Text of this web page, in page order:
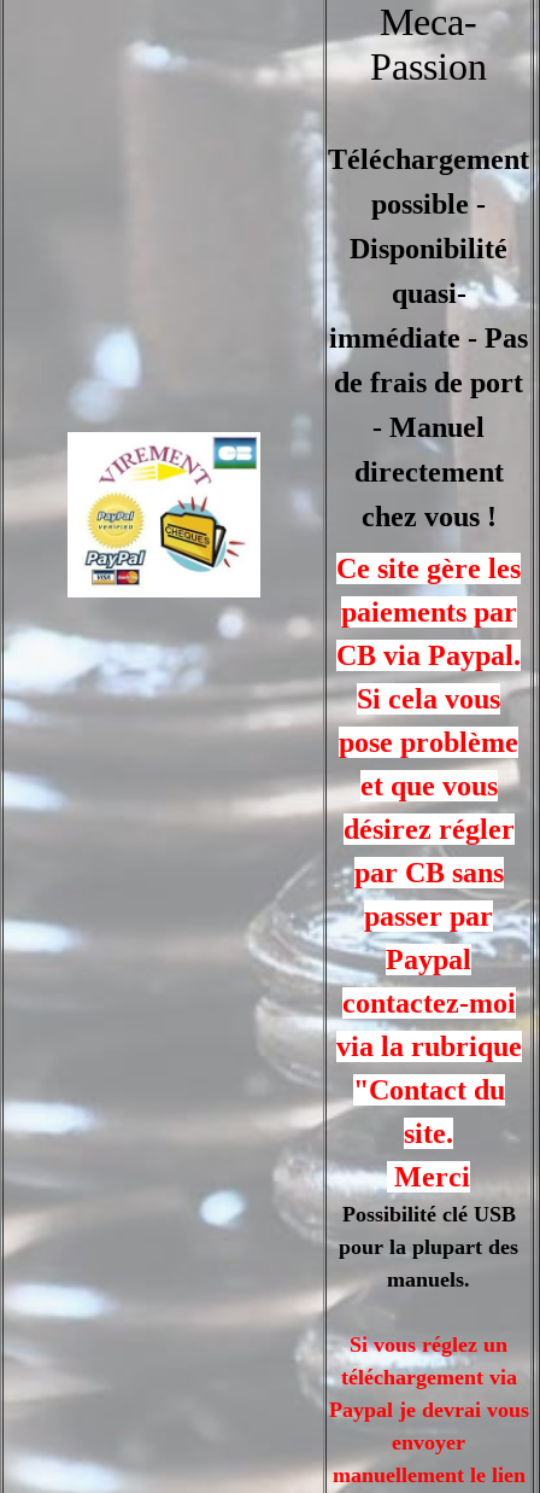
Meca-
Passion
Téléchargement
possible -
Disponibilité
quasi-
immédiate - Pas
de frais de port
- Manuel
directement
chez vous !
Ce site gère les
paiements par
CB via Paypal.
Si cela vous
pose problème
et que vous
désirez régler
par CB sans
passer par
Paypal
contactez-moi
via la rubrique
"Contact du
site.
Merci
Possibilité clé USB
pour la plupart des
manuels.
Si vous réglez un
téléchargement via
Paypal je devrai vous
envoyer
manuellement le lien